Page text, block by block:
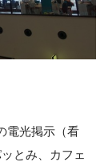
電光掲示（看
とみ、カフェ